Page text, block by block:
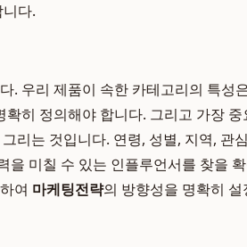
다.
. 우리 제품이 속한 카테고리의 특성
히 정의해야 합니다. 그리고 가장
리는 것입니다. 연령, 성별, 지역, 관
을 미칠 수 있는 인플루언서를 찾을
여 마케팅전략의 방향성을 명확히 설